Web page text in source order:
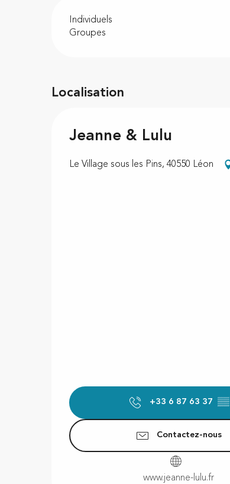
Individuels
Groupes
Localisation
Jeanne & Lulu
Le Village sous les Pins, 40550 Léon
+33 6 87 63 37 ▒▒
Contactez-nous
www.jeanne-lulu.fr